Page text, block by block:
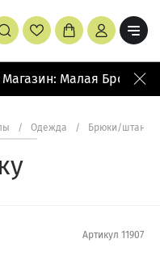
Магазин: Малая Бронная
/ Одежда / Брюки/штаны/
Артикул 11907